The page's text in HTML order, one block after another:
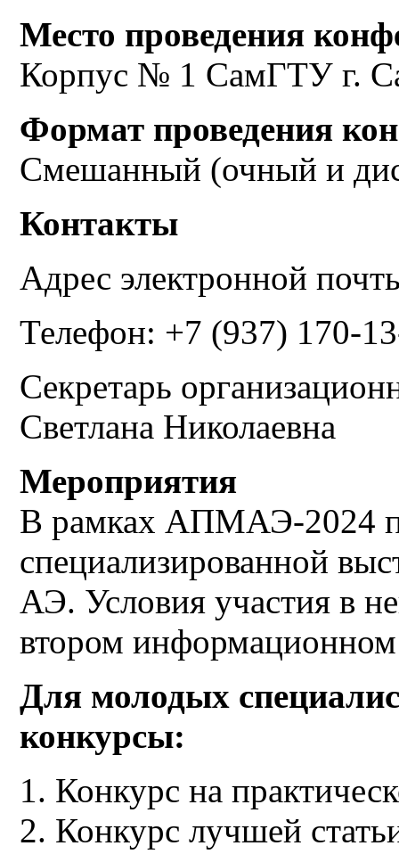
Место проведения
Корпус № 1 СамГТУ г.
Формат проведения
Смешанный (очный и
Контакты
Адрес электронной
Телефон: +7 (937) 170-
Секретарь
Светлана Николаевна
Мероприятия
В рамках АПМАЭ-2024
специализированной
АЭ. Условия участия в
втором
Для молодых
конкурсы:
Конкурс на
Конкурс лучшей